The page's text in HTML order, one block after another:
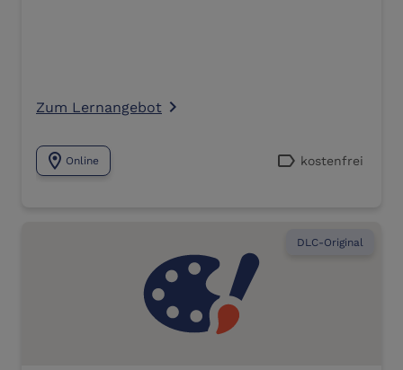
Zum Lernangebot navigate_next
location_on Online label kostenfrei
DLC-Original